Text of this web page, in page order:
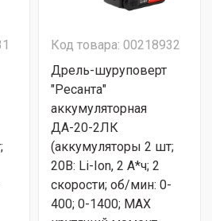
Код товара: 00218932
Дрель-шуруповерт
"Ресанта"
аккумуляторная
ДА-20-2ЛК
(аккумуляторы 2 шт;
20В: Li-Ion, 2 А*ч; 2
скорости; об/мин: 0-
400; 0-1400; МАХ